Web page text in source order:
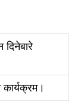
दिनेबारे
कार्यक्रम।